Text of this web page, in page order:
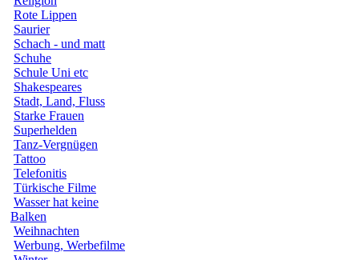
Rote Lippen
Saurier
Schach - und matt
Schuhe
Schule Uni etc
Shakespeares
Stadt, Land, Fluss
Starke Frauen
Superhelden
Tanz-Vergnügen
Tattoo
Telefonitis
Türkische Filme
Wasser hat keine
Balken
Weihnachten
Werbung, Werbefilme